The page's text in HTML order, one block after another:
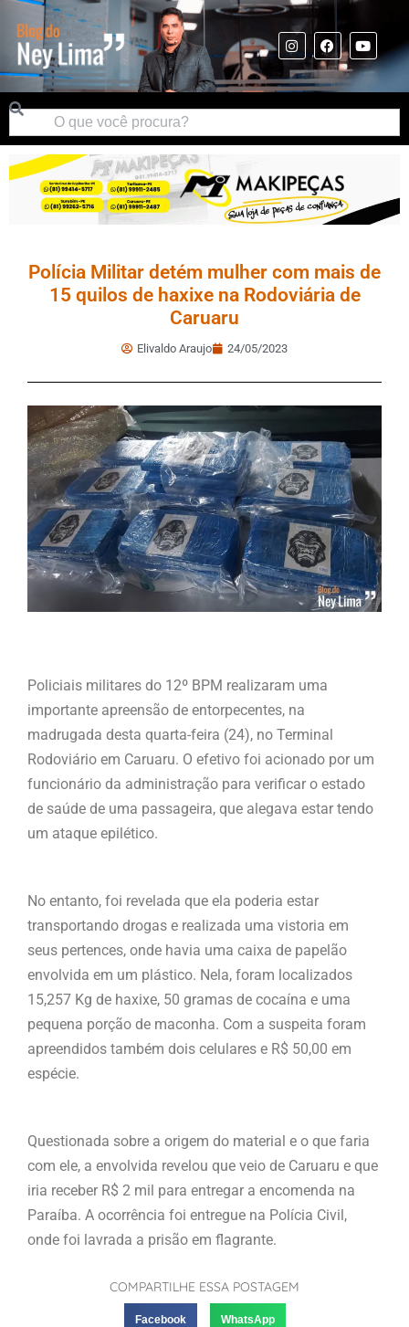
Polícia Militar detém mulher com mais de
15 quilos de haxixe na Rodoviária de
Caruaru
Elivaldo Araujo 24/05/2023
Policiais militares do 12º BPM realizaram uma
importante apreensão de entorpecentes, na
madrugada desta quarta-feira (24), no Terminal
Rodoviário em Caruaru. O efetivo foi acionado por um
funcionário da administração para verificar o estado
de saúde de uma passageira, que alegava estar tendo
um ataque epilético.
No entanto, foi revelada que ela poderia estar
transportando drogas e realizada uma vistoria em
seus pertences, onde havia uma caixa de papelão
envolvida em um plástico. Nela, foram localizados
15,257 Kg de haxixe, 50 gramas de cocaína e uma
pequena porção de maconha. Com a suspeita foram
apreendidos também dois celulares e R$ 50,00 em
espécie.
Questionada sobre a origem do material e o que faria
com ele, a envolvida revelou que veio de Caruaru e que
iria receber R$ 2 mil para entregar a encomenda na
Paraíba. A ocorrência foi entregue na Polícia Civil,
onde foi lavrada a prisão em flagrante.
COMPARTILHE ESSA POSTAGEM
Facebook WhatsApp